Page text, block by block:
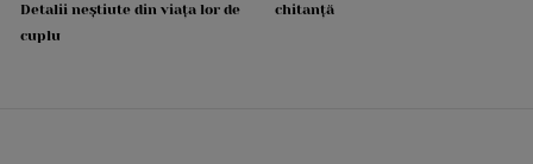
Detalii neștiute din viața lor de
cuplu
chitanță